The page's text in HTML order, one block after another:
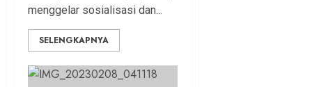
menggelar sosialisasi dan...
SELENGKAPNYA